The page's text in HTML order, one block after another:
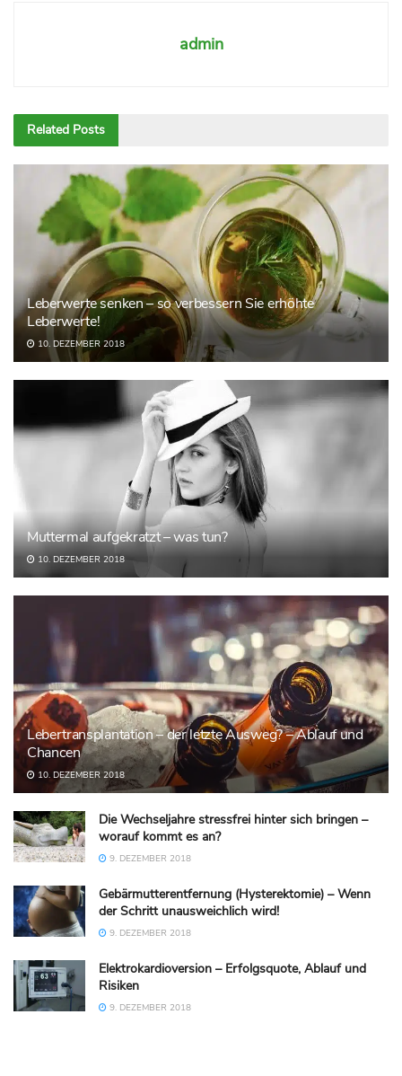
admin
Related Posts
Leberwerte senken – so verbessern Sie erhöhte
Leberwerte!
10. DEZEMBER 2018
Muttermal aufgekratzt – was tun?
10. DEZEMBER 2018
Lebertransplantation – der letzte Ausweg? – Ablauf und
Chancen
10. DEZEMBER 2018
Die Wechseljahre stressfrei hinter sich bringen –
worauf kommt es an?
9. DEZEMBER 2018
Gebärmutterentfernung (Hysterektomie) – Wenn
der Schritt unausweichlich wird!
9. DEZEMBER 2018
Elektrokardioversion – Erfolgsquote, Ablauf und
Risiken
9. DEZEMBER 2018